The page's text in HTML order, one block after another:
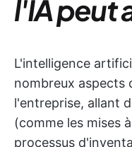
l'IA peut
L'intelligence
nombreux aspects
l'entreprise, allant
(comme les mises
processus